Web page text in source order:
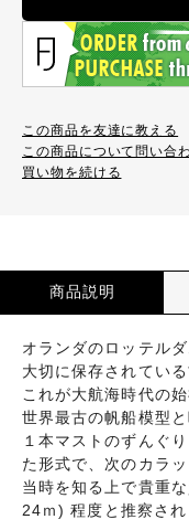
この商品を友達に教える
この商品について問い合
買い物を続ける
商品説明
オランダのロッテル
大切に保存されている
これが大航海時代の
世界最古の帆船模型と
１本マストのずんぐ
た形式で、次のカラ
当時を知る上で貴重
24ｍ) 程度と推察され